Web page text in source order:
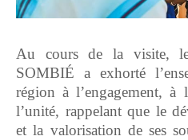
Au cours de la visite,
SOMBIÉ a exhorté
région à l’engagement, à
l’unité, rappelant que le
et la valorisation de ses